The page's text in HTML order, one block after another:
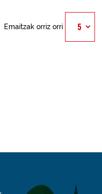
Emaitzak orriz orri